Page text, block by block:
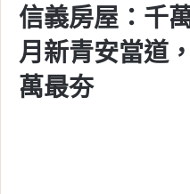
信義房屋：千
月新青安當道
萬最夯